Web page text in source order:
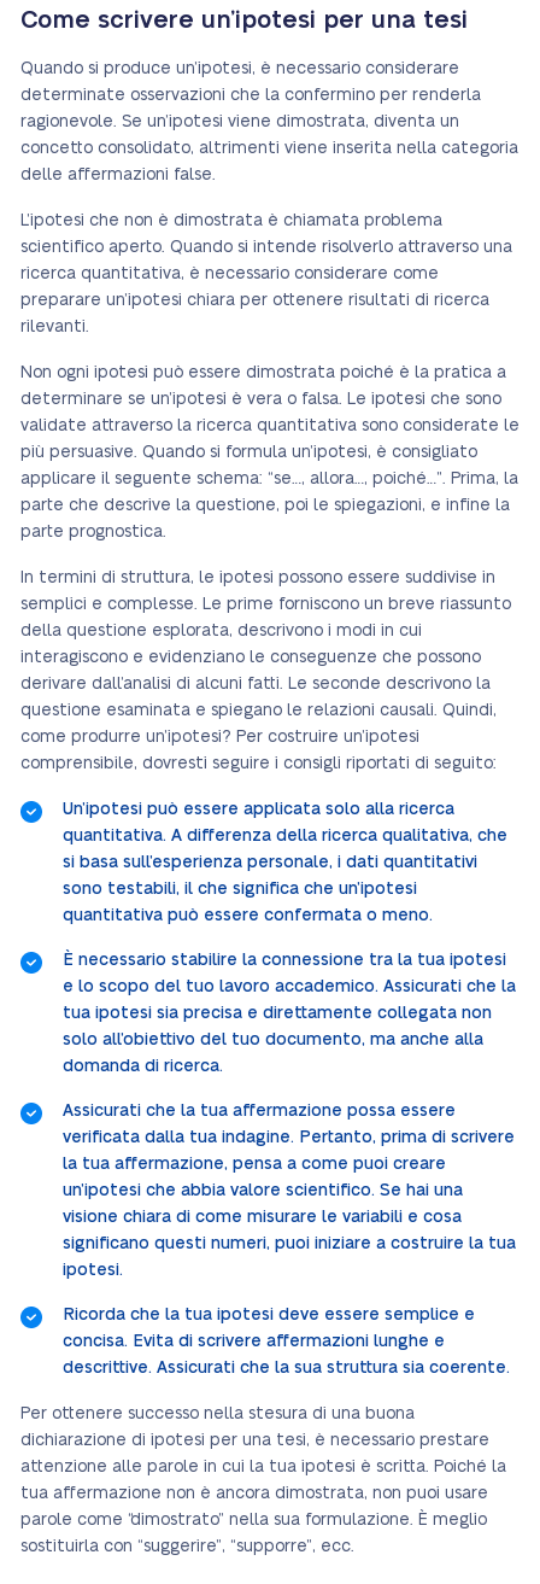
Come scrivere un’ipotesi per una tesi
Quando si produce un’ipotesi, è necessario considerare
determinate osservazioni che la confermino per renderla
ragionevole. Se un’ipotesi viene dimostrata, diventa un
concetto consolidato, altrimenti viene inserita nella categoria
delle affermazioni false.
L’ipotesi che non è dimostrata è chiamata problema
scientifico aperto. Quando si intende risolverlo attraverso una
ricerca quantitativa, è necessario considerare come
preparare un’ipotesi chiara per ottenere risultati di ricerca
rilevanti.
Non ogni ipotesi può essere dimostrata poiché è la pratica a
determinare se un’ipotesi è vera o falsa. Le ipotesi che sono
validate attraverso la ricerca quantitativa sono considerate le
più persuasive. Quando si formula un’ipotesi, è consigliato
applicare il seguente schema: “se…, allora…, poiché…”. Prima, la
parte che descrive la questione, poi le spiegazioni, e infine la
parte prognostica.
In termini di struttura, le ipotesi possono essere suddivise in
semplici e complesse. Le prime forniscono un breve riassunto
della questione esplorata, descrivono i modi in cui
interagiscono e evidenziano le conseguenze che possono
derivare dall’analisi di alcuni fatti. Le seconde descrivono la
questione esaminata e spiegano le relazioni causali. Quindi,
come produrre un’ipotesi? Per costruire un’ipotesi
comprensibile, dovresti seguire i consigli riportati di seguito:
Un’ipotesi può essere applicata solo alla ricerca
quantitativa. A differenza della ricerca qualitativa, che
si basa sull’esperienza personale, i dati quantitativi
sono testabili, il che significa che un’ipotesi
quantitativa può essere confermata o meno.
È necessario stabilire la connessione tra la tua ipotesi
e lo scopo del tuo lavoro accademico. Assicurati che la
tua ipotesi sia precisa e direttamente collegata non
solo all’obiettivo del tuo documento, ma anche alla
domanda di ricerca.
Assicurati che la tua affermazione possa essere
verificata dalla tua indagine. Pertanto, prima di scrivere
la tua affermazione, pensa a come puoi creare
un’ipotesi che abbia valore scientifico. Se hai una
visione chiara di come misurare le variabili e cosa
significano questi numeri, puoi iniziare a costruire la tua
ipotesi.
Ricorda che la tua ipotesi deve essere semplice e
concisa. Evita di scrivere affermazioni lunghe e
descrittive. Assicurati che la sua struttura sia coerente.
Per ottenere successo nella stesura di una buona
dichiarazione di ipotesi per una tesi, è necessario prestare
attenzione alle parole in cui la tua ipotesi è scritta. Poiché la
tua affermazione non è ancora dimostrata, non puoi usare
parole come “dimostrato” nella sua formulazione. È meglio
sostituirla con “suggerire”, “supporre”, ecc.